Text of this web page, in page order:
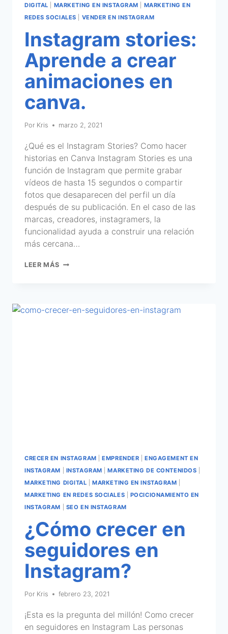
DIGITAL
MARKETING EN INSTAGRAM
MARKETING EN
REDES SOCIALES
VENDER EN INSTAGRAM
Instagram stories:
Aprende a crear
animaciones en
canva.
Por Kris marzo 2, 2021
¿Qué es el Instagram Stories? Como hacer
historias en Canva Instagram Stories es una
función de Instagram que permite grabar
vídeos de hasta 15 segundos o compartir
fotos que desaparecen del perfil un día
después de su publicación. En el caso de las
marcas, creadores, instagramers, la
funcionalidad ayuda a construir una relación
más cercana…
LEER MÁS
CRECER EN INSTAGRAM |EMPRENDER |ENGAGEMENT EN
INSTAGRAM
INSTAGRAM |MARKETING DE CONTENIDOS
MARKETING DIGITAL |MARKETING EN INSTAGRAM
MARKETING EN REDES SOCIALES
POCICIONAMIENTO EN
INSTAGRAM
SEO EN INSTAGRAM
¿Cómo crecer en
seguidores en
Instagram?
Por Kris febrero 23, 2021
¡Esta es la pregunta del millón! Como crecer
en seguidores en Instagram Las personas